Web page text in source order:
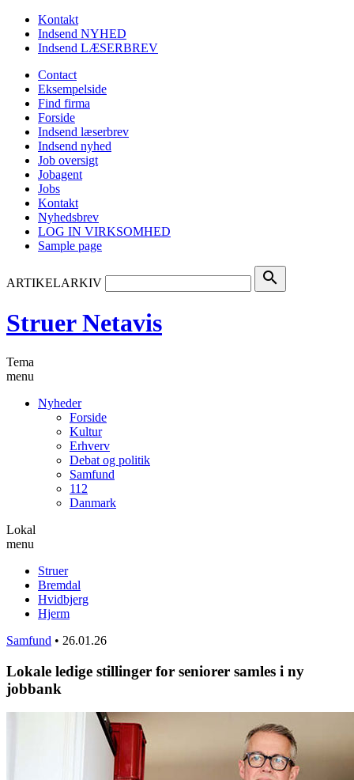
Kontakt
Indsend NYHED
Indsend LÆSERBREV
Contact
Eksempelside
Find firma
Forside
Indsend læserbrev
Indsend nyhed
Job oversigt
Jobagent
Jobs
Kontakt
Nyhedsbrev
LOG IN VIRKSOMHED
Sample page
ARTIKELARKIV search
Struer Netavis
Tema
menu
Nyheder
Forside
Kultur
Erhverv
Debat og politik
Samfund
112
Danmark
Lokal
menu
Struer
Bremdal
Hvidbjerg
Hjerm
Samfund • 26.01.26
Lokale ledige stillinger for seniorer samles i ny
jobbank